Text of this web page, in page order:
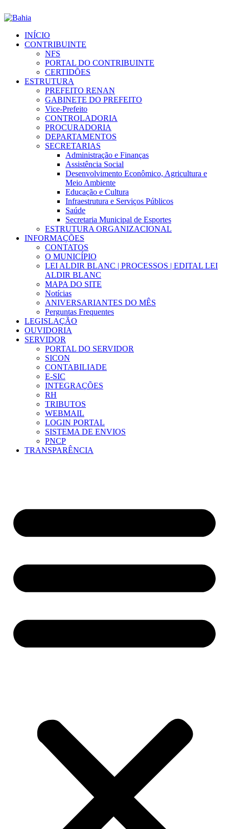
INÍCIO
CONTRIBUINTE
NFS
PORTAL DO CONTRIBUINTE
CERTIDÕES
ESTRUTURA
PREFEITO RENAN
GABINETE DO PREFEITO
Vice-Prefeito
CONTROLADORIA
PROCURADORIA
DEPARTAMENTOS
SECRETARIAS
Administração e Finanças
Assistência Social
Desenvolvimento Econômico, Agricultura e
Meio Ambiente
Educação e Cultura
Infraestrutura e Serviços Públicos
Saúde
Secretaria Municipal de Esportes
ESTRUTURA ORGANIZACIONAL
INFORMAÇÕES
CONTATOS
O MUNICÍPIO
LEI ALDIR BLANC | PROCESSOS | EDITAL LEI
ALDIR BLANC
MAPA DO SITE
Notícias
ANIVERSARIANTES DO MÊS
Perguntas Frequentes
LEGISLAÇÃO
OUVIDORIA
SERVIDOR
PORTAL DO SERVIDOR
SICON
CONTABILIADE
E-SIC
INTEGRAÇÕES
RH
TRIBUTOS
WEBMAIL
LOGIN PORTAL
SISTEMA DE ENVIOS
PNCP
TRANSPARÊNCIA